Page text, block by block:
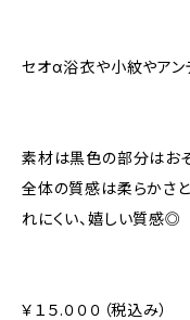
セオα浴衣や小紋やア
素材は黒色の部分はおそ
全体の質感は柔らかさ
れにくい、嬉しい質感◎
￥１５.０００（税込み）